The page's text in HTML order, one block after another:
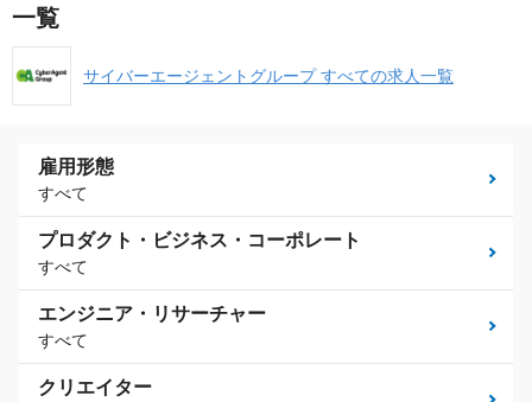
一覧
サイバーエージェントグループ すべての求人一覧
雇用形態
すべて
プロダクト・ビジネス・コーポレート
すべて
エンジニア・リサーチャー
すべて
クリエイター